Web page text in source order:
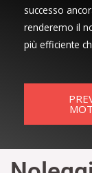
successo
renderemo il
più efficiente